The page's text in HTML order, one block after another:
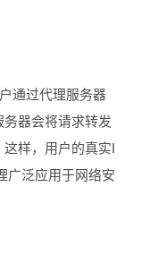
通过代理服务器
器会将请求转发
样，用户的真实I
广泛应用于网络安